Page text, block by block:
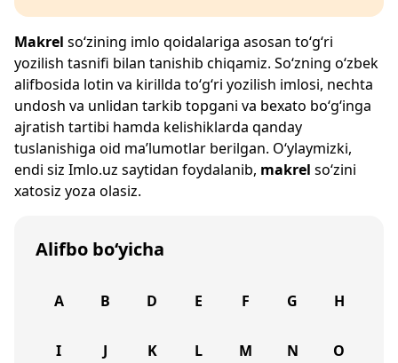
Makrel so‘zining imlo qoidalariga asosan to‘g‘ri
yozilish tasnifi bilan tanishib chiqamiz. So‘zning o‘zbek
alifbosida lotin va kirillda to‘g‘ri yozilish imlosi, nechta
undosh va unlidan tarkib topgani va bexato bo‘g‘inga
ajratish tartibi hamda kelishiklarda qanday
tuslanishiga oid ma’lumotlar berilgan. O‘ylaymizki,
endi siz Imlo.uz saytidan foydalanib, makrel so‘zini
xatosiz yoza olasiz.
Alifbo bo‘yicha
A B D E F G H
I J K L M N O